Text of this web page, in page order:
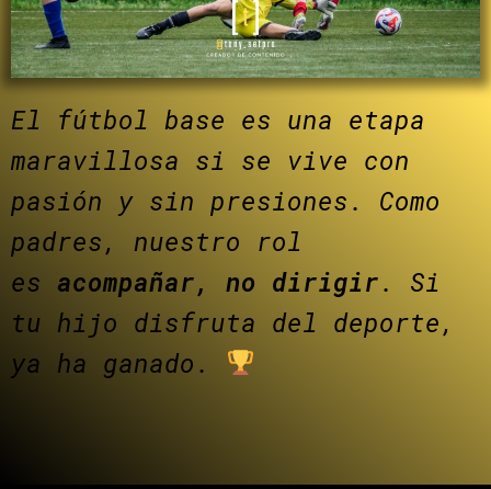
El fútbol base es una etapa
maravillosa si se vive con
pasión y sin presiones. Como
padres, nuestro rol
es acompañar, no dirigir. Si
tu hijo disfruta del deporte,
ya ha ganado.